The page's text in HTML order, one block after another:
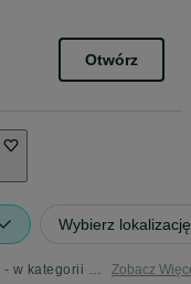
Otwórz
Wybierz lokalizację
Dla Ciebie wszystko - praca na magazynie - w kategorii Prace magazynowe Zobacz